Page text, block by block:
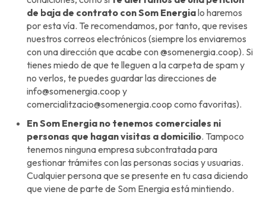
de baja de contrato con Som Energialo haremos
por esta vía. Te recomendamos, por tanto, que revises
nuestros correos electrónicos (siempre los enviaremos
con una dirección que acabe con @somenergia.coop). Si
tienes miedo de que te lleguen a la carpeta de spam y
no verlos, te puedes guardar las direcciones de
info@somenergia.coop y
comercialitzacio@somenergia.coop como favoritas).
En Som Energia no tenemos comerciales ni
personas que hagan visitas a domicilio. Tampoco
tenemos ninguna empresa subcontratada para
gestionar trámites con las personas socias y usuarias.
Cualquier persona que se presente en tu casa diciendo
que viene de parte de Som Energia está mintiendo.